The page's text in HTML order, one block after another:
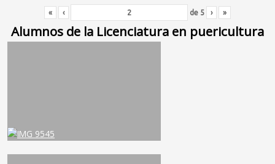
« ‹ de 5 › »
Alumnos de la Licenciatura en puericultura